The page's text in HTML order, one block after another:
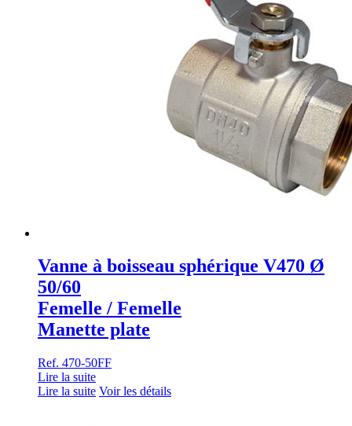
Vanne à boisseau sphérique V470 Ø
50/60
Femelle / Femelle
Manette plate
Ref. 470-50FF
Lire la suite
Lire la suite Voir les détails